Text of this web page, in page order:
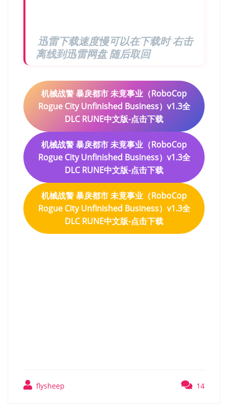
迅雷下载速度慢可以在下载时 右击
离线到迅雷网盘 随后取回
机械战警 暴戾都市 未竟事业（RoboCop
Rogue City Unfinished Business）v1.3全
DLC RUNE中文版-点击下载
机械战警 暴戾都市 未竟事业（RoboCop
Rogue City Unfinished Business）v1.3全
DLC RUNE中文版-点击下载
机械战警 暴戾都市 未竟事业（RoboCop
Rogue City Unfinished Business）v1.3全
DLC RUNE中文版-点击下载
flysheep 14